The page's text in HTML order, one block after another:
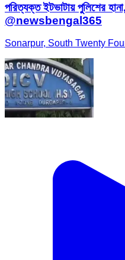
পরিত্যক্ত ইটভাটায় পুলিশের
@newsbengal365
Sonarpur, South Twenty